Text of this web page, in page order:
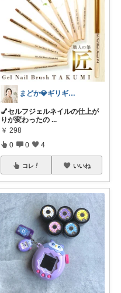
まどか💎ギリギリアラサーOL
💅セルフジェルネイルの仕上が
りが変わったの ...
￥ 298
0 0 4
コレ いいね